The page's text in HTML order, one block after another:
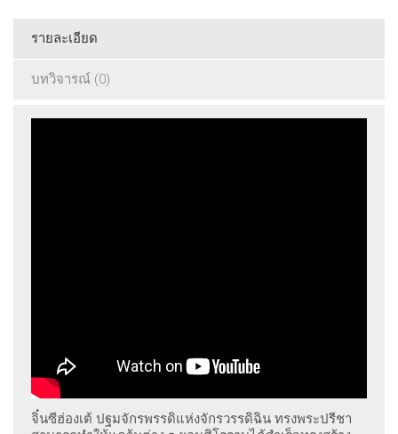
รายละเอียด
บทวิจารณ์ (0)
จิ๋นซีฮ่องเต้ ปฐมจักรพรรดิแห่งจักรวรรดิฉิน ทรงพระปรีชา